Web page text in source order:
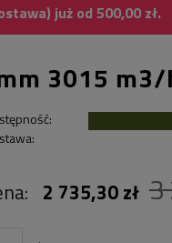
już od 500,00 zł.
3015 m3/
Cena
2 735,30 zł 3